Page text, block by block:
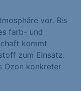
vor. Bis
farb- und
kommt
zum Einsatz.
Ozon konkreter